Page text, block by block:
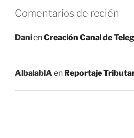
Comentarios de recién
DanienCreación Canal de
AlbalablA en Reportaje